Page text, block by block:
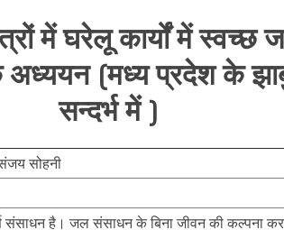
Certi.
में घरेलू कार्यों में स्वच्छ
अध्ययन (मध्य प्रदेश के
सन्दर्भ में )
सोहनी
संसाधन है। जल संसाधन के बिना जीवन की कल्पना